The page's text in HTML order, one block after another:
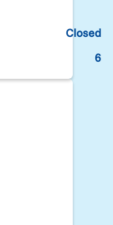
Closed
6